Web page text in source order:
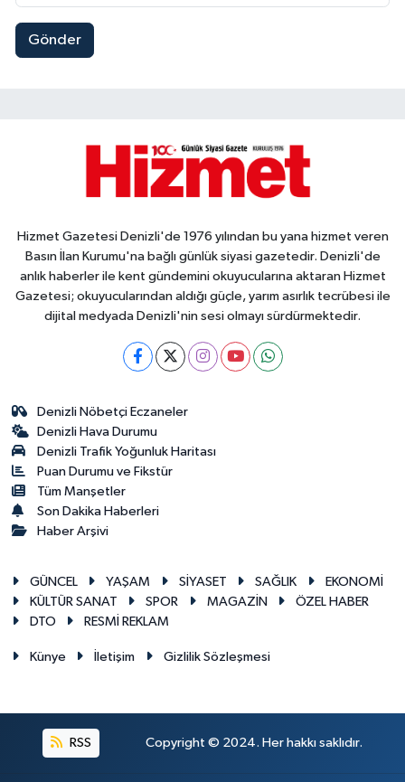
Gönder
Hizmet Gazetesi Denizli'de 1976 yılından bu yana hizmet veren
Basın İlan Kurumu'na bağlı günlük siyasi gazetedir. Denizli'de
anlık haberler ile kent gündemini okuyucularına aktaran Hizmet
Gazetesi; okuyucularından aldığı güçle, yarım asırlık tecrübesi ile
dijital medyada Denizli'nin sesi olmayı sürdürmektedir.
Denizli Nöbetçi Eczaneler
Denizli Hava Durumu
Denizli Trafik Yoğunluk Haritası
Puan Durumu ve Fikstür
Tüm Manşetler
Son Dakika Haberleri
Haber Arşivi
GÜNCEL YAŞAM SİYASET SAĞLIK
EKONOMİ
KÜLTÜR SANAT
SPOR MAGAZİN
ÖZEL HABER
DTO
RESMİ REKLAM
Künye İletişim Gizlilik Sözleşmesi
RSS Copyright © 2024. Her hakkı saklıdır.